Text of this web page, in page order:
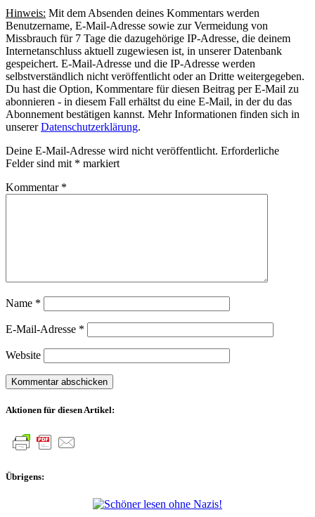
Hinweis: Mit dem Absenden deines Kommentars werden
Benutzername, E-Mail-Adresse sowie zur Vermeidung von
Missbrauch für 7 Tage die dazugehörige IP-Adresse, die deinem
Internetanschluss aktuell zugewiesen ist, in unserer Datenbank
gespeichert. E-Mail-Adresse und die IP-Adresse werden
selbstverständlich nicht veröffentlicht oder an Dritte weitergegeben.
Du hast die Option, Kommentare für diesen Beitrag per E-Mail zu
abonnieren - in diesem Fall erhältst du eine E-Mail, in der du das
Abonnement bestätigen kannst. Mehr Informationen finden sich in
unsererDatenschutzerklärung.
Deine E-Mail-Adresse wird nicht veröffentlicht. Erforderliche
Felder sind mit * markiert
Kommentar *
Name *
E-Mail-Adresse *
Website
Aktionen für diesen Artikel:
Übrigens: